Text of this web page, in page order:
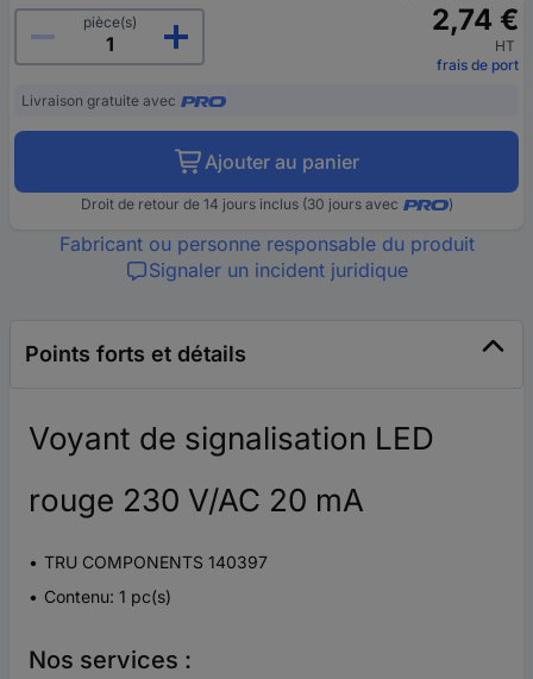
pièce(s)
2,74 €
HT
frais de port
Livraison gratuite avec
Ajouter au panier
Droit de retour de 14 jours inclus (30 jours avec )
Fabricant ou personne responsable du produit
Signaler un incident juridique
Points forts et détails
Voyant de signalisation LED
rouge 230 V/AC 20 mA
TRU COMPONENTS 140397
Contenu: 1 pc(s)
Nos services :